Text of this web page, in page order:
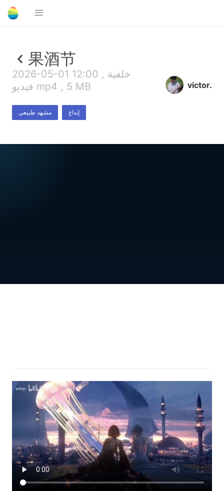
果酒节
2026-05-01 12:00 , خلفية
فيديو mp4 , 5 MB
مشهد طبيعي إبداع
victor.